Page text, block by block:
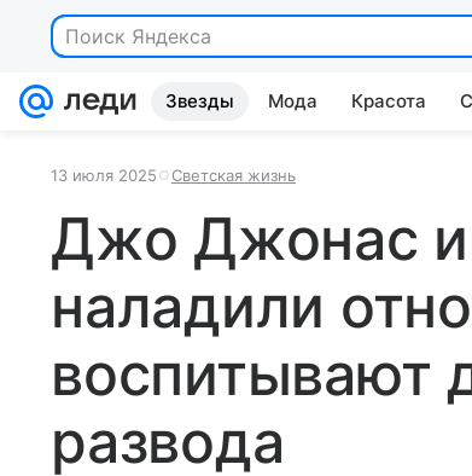
Поиск Яндекса
Звезды Мода Красота
13 июля 2025 Светская жизнь
Джо Джонас
наладили
воспитывают
развода